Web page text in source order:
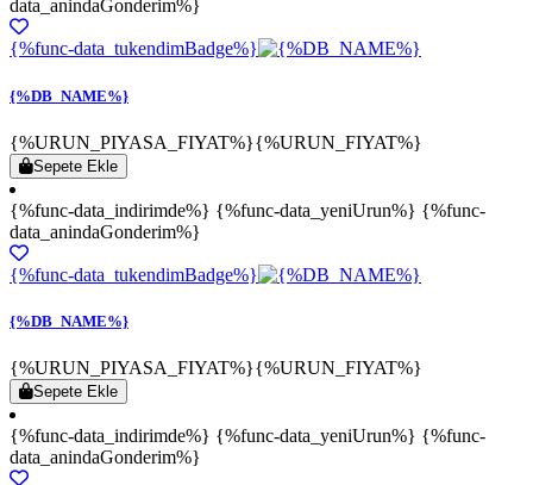
data_anindaGonderim%}
{%func-data_tukendimBadge%}
{%DB_NAME%}
{%URUN_PIYASA_FIYAT%}{%URUN_FIYAT%}
Sepete Ekle
{%func-data_indirimde%} {%func-data_yeniUrun%} {%func-
data_anindaGonderim%}
{%func-data_tukendimBadge%}
{%DB_NAME%}
{%URUN_PIYASA_FIYAT%}{%URUN_FIYAT%}
Sepete Ekle
{%func-data_indirimde%} {%func-data_yeniUrun%} {%func-
data_anindaGonderim%}